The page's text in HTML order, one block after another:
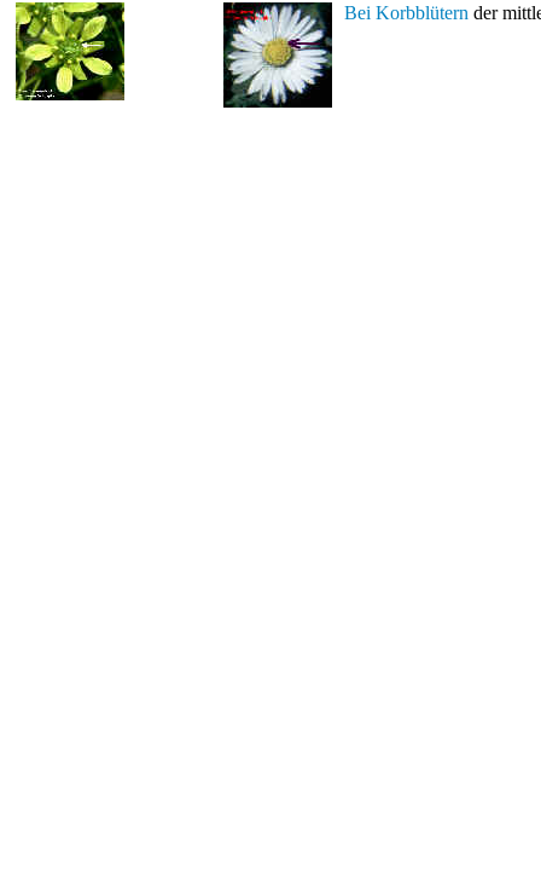
Bei Korbblütern der